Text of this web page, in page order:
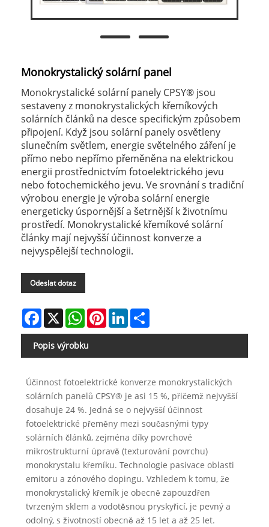
Monokrystalický solární panel
Monokrystalické solární panely CPSY® jsou
sestaveny z monokrystalických křemíkových
solárních článků na desce specifickým způsobem
připojení. Když jsou solární panely osvětleny
slunečním světlem, energie světelného záření je
přímo nebo nepřímo přeměněna na elektrickou
energii prostřednictvím fotoelektrického jevu
nebo fotochemického jevu. Ve srovnání s tradiční
výrobou energie je výroba solární energie
energeticky úspornější a šetrnější k životnímu
prostředí. Monokrystalické křemíkové solární
články mají nejvyšší účinnost konverze a
nejvyspělejší technologii.
Odeslat dotaz
Facebook
X WhatsAppPinterestLinkedIn
Popis výrobku
Účinnost fotoelektrické konverze monokrystalických
solárních panelů CPSY® je asi 15 %, přičemž nejvyšší
dosahuje 24 %. Jedná se o nejvyšší účinnost
fotoelektrické přeměny mezi současnými typy
solárních článků, zejména díky povrchové
mikrostrukturní úpravě (texturování povrchu)
monokrystalu křemíku. Technologie pasivace oblasti
emitoru a zónového dopingu. Vzhledem k tomu, že
monokrystalický křemík je obecně zapouzdřen
tvrzeným sklem a vodotěsnou pryskyřicí, je pevný a
odolný, s životností obecně až 15 let a až 25 let.